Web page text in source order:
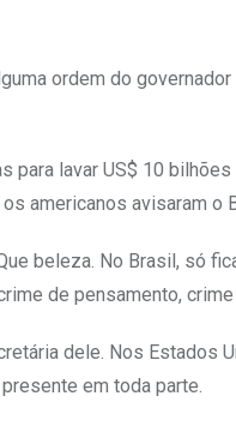
ordem do
para lavar US$ 10
americanos avisaram o
beleza. No Brasil, só
de pensamento, crime
dele. Nos Estados
em toda parte.